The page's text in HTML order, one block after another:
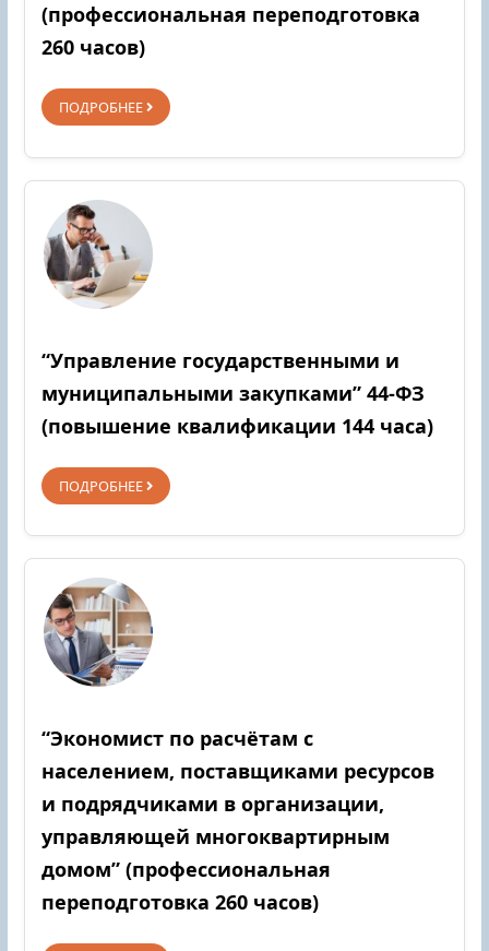
(профессиональная переподготовка
260 часов)
ПОДРОБНЕЕ
“Управление государственными и
муниципальными закупками” 44-ФЗ
(повышение квалификации 144 часа)
ПОДРОБНЕЕ
“Экономист по расчётам с
населением, поставщиками ресурсов
и подрядчиками в организации,
управляющей многоквартирным
домом” (профессиональная
переподготовка 260 часов)